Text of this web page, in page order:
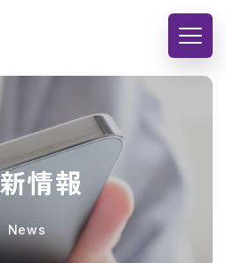
情報
News